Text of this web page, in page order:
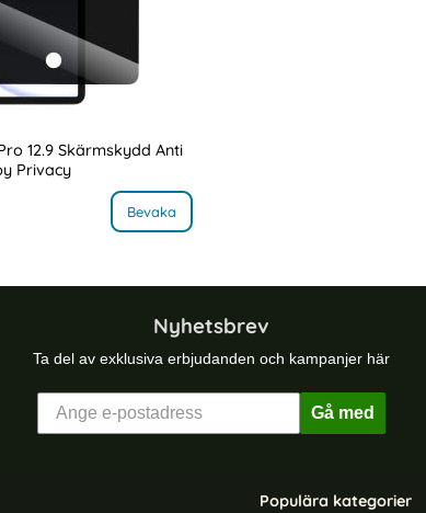
12.9 Skärmskydd Anti
Privacy
Bevaka
iPad Pro 12.9 Skärmskydd Anti Spy Privacy
Nyhetsbrev
Ta del av exklusiva erbjudanden och kampanjer här
Gå med
Populära kategorier